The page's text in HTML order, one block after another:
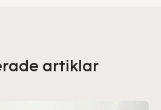
artiklar